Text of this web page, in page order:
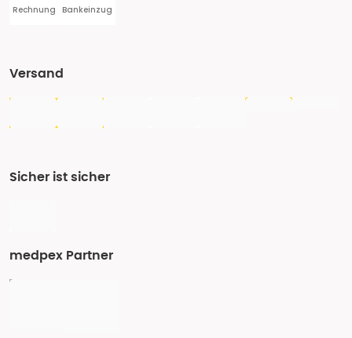
Rechnung Bankeinzug
Versand
Sicher ist sicher
medpex Partner